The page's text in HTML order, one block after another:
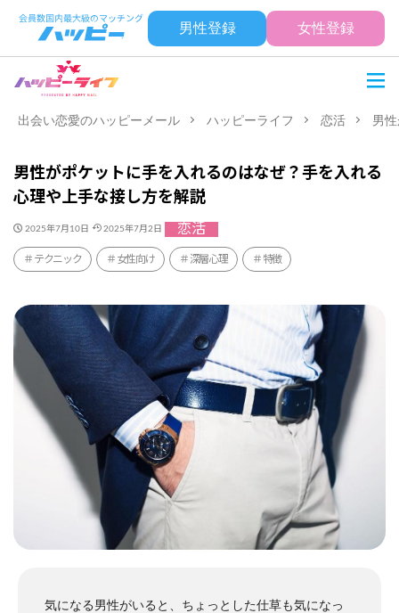
男性登録 女性登録
出会い恋愛のハッピーメール ハッピーライフ 恋活 男
男性がポケットに手を入れるのはなぜ？手を入れる
心理や上手な接し方を解説
2025年7月10日 2025年7月2日 恋活
テクニック 女性向け 深層心理 特徴
気になる男性がいると、ちょっとした仕草も気になっ